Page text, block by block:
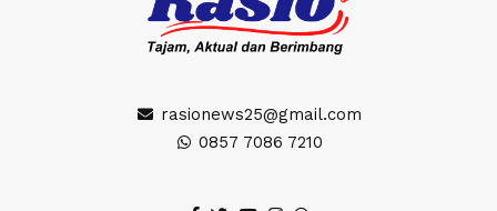
rasionews25@gmail.com
0857 7086 7210